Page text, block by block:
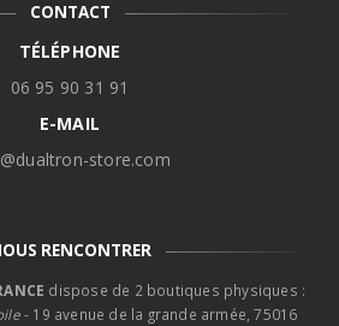
CONTACT
TÉLÉPHONE
06 95 90 31 91
E-MAIL
store.com
RENCONTRER
dispose de 2 boutiques physiques :
- 19 avenue de la grande armée, 75016